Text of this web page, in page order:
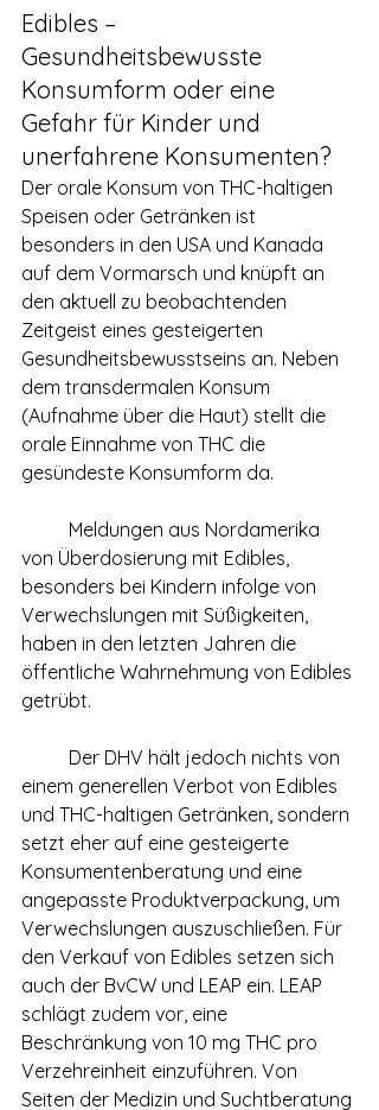
Edibles –
Gesundheitsbewusste
Konsumform oder eine
Gefahr für Kinder und
unerfahrene Konsumenten?
Der orale Konsum von THC-haltigen
Speisen oder Getränken ist
besonders in den USA und Kanada
auf dem Vormarsch und knüpft an
den aktuell zu beobachtenden
Zeitgeist eines gesteigerten
Gesundheitsbewusstseins an. Neben
dem transdermalen Konsum
(Aufnahme über die Haut) stellt die
orale Einnahme von THC die
gesündeste Konsumform da.
von Überdosierung mit Edibles,
besonders bei Kindern infolge von
Verwechslungen mit Süßigkeiten,
haben in den letzten Jahren die
öffentliche Wahrnehmung von Edibles
getrübt.
einem generellen Verbot von Edibles
und THC-haltigen Getränken, sondern
setzt eher auf eine gesteigerte
Konsumentenberatung und eine
angepasste Produktverpackung, um
Verwechslungen auszuschließen. Für
den Verkauf von Edibles setzen sich
auch der BvCW und LEAP ein. LEAP
schlägt zudem vor, eine
Beschränkung von 10 mg THC pro
Verzehreinheit einzuführen. Von
Seiten der Medizin und Suchtberatung